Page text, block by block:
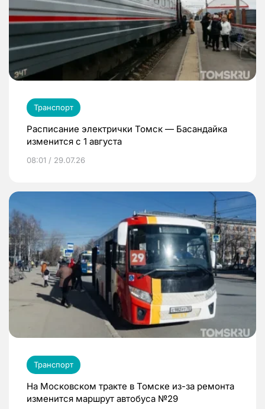
Транспорт
Расписание электрички Томск — Басандайка
изменится с 1 августа
08:01 / 29.07.26
Транспорт
На Московском тракте в Томске из-за ремонта
изменится маршрут автобуса №29